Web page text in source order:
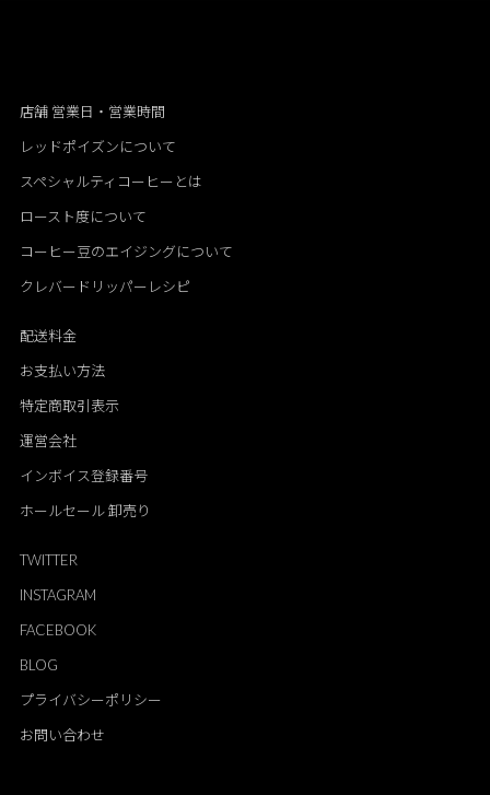
店舗 営業日・営業時間
レッドポイズンについて
スペシャルティコーヒーとは
ロースト度について
コーヒー豆のエイジングについて
クレバードリッパーレシピ
配送料金
お支払い方法
特定商取引表示
運営会社
インボイス登録番号
ホールセール 卸売り
TWITTER
INSTAGRAM
FACEBOOK
BLOG
プライバシーポリシー
お問い合わせ